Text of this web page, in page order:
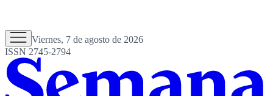
Viernes, 7 de agosto de 2026
ISSN 2745-2794